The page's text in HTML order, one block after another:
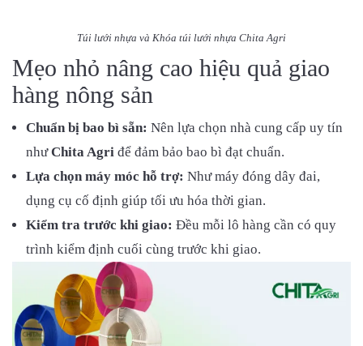
Túi lưới nhựa và Khóa túi lưới nhựa Chita Agri
Mẹo nhỏ nâng cao hiệu quả giao
hàng nông sản
Chuẩn bị bao bì sẵn: Nên lựa chọn nhà cung cấp uy tín
nhưChita Agri để đảm bảo bao bì đạt chuẩn.
Lựa chọn máy móc hỗ trợ: Như máy đóng dây đai,
dụng cụ cố định giúp tối ưu hóa thời gian.
Kiểm tra trước khi giao: Đều mỗi lô hàng cần có quy
trình kiểm định cuối cùng trước khi giao.